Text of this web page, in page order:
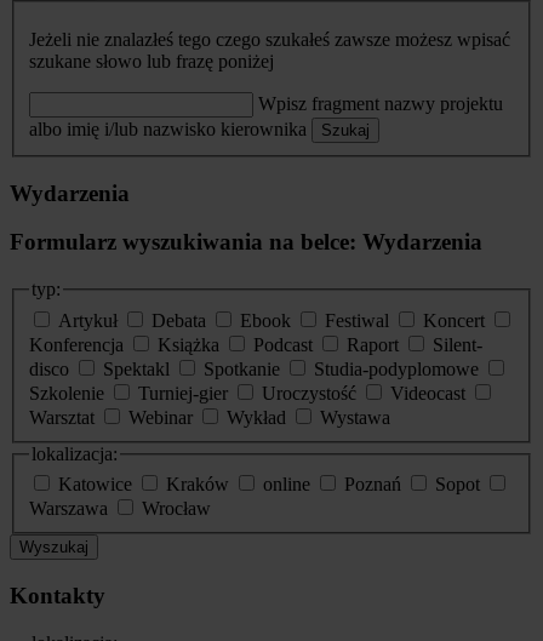
Jeżeli nie znalazłeś tego czego szukałeś zawsze możesz wpisać
szukane słowo lub frazę poniżej
Wpisz fragment nazwy projektu
albo imię i/lub nazwisko kierownika
Szukaj
Wydarzenia
Formularz wyszukiwania na belce: Wydarzenia
typ:
Artykuł
Debata Ebook Festiwal
Koncert
Konferencja
Książka Podcast Raport
Silent-
disco
Spektakl Spotkanie
Studia-podyplomowe
Szkolenie
Turniej-gier Uroczystość
Videocast
Warsztat
Webinar Wykład
Wystawa
lokalizacja:
Katowice
Kraków online Poznań
Sopot
Warszawa
Wrocław
Wyszukaj
Kontakty